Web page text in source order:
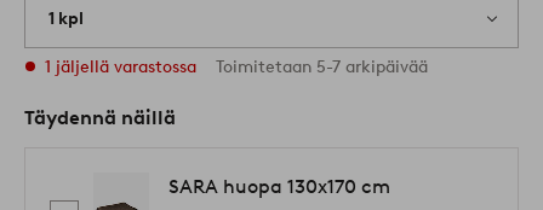
1 kpl
1 jäljellä varastossa Toimitetaan 5-7 arkipäivää
Täydennä näillä
SARA huopa 130x170 cm